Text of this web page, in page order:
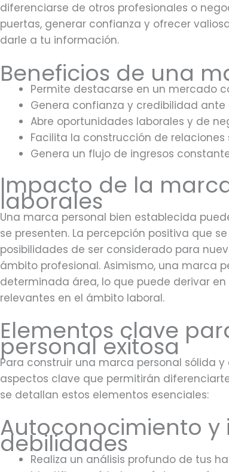
diferenciarse de otros profesionales o
puertas, generar confianza y ofrecer
darle a tu información.
Beneficios de una
Permite destacarse en un mercado
Genera confianza y credibilidad
Abre oportunidades laborales y de
Facilita la construcción de relaciones
Genera un flujo de ingresos
Impacto de la
laborales
Una marca personal bien establecida
se presenten. La percepción positiva que
posibilidades de ser considerado para
ámbito profesional. Asimismo, una marca
determinada área, lo que puede derivar
relevantes en el ámbito laboral.
Elementos clave
personal exitosa
Para construir una marca personal sólida
aspectos clave que permitirán
se detallan estos elementos esenciales:
Autoconocimiento
debilidades
Realiza un análisis profundo de tus